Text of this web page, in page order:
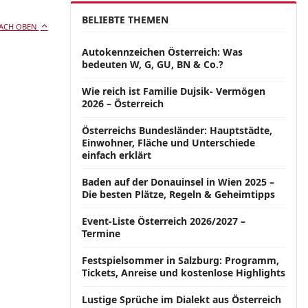
OBEN
BELIEBTE THEMEN
Autokennzeichen Österreich: Was
bedeuten W, G, GU, BN & Co.?
Wie reich ist Familie Dujsik- Vermögen
2026 – Österreich
Österreichs Bundesländer: Hauptstädte,
Einwohner, Fläche und Unterschiede
einfach erklärt
Baden auf der Donauinsel in Wien 2025 –
Die besten Plätze, Regeln & Geheimtipps
Event-Liste Österreich 2026/2027 –
Termine
Festspielsommer in Salzburg: Programm,
Tickets, Anreise und kostenlose Highlights
Lustige Sprüche im Dialekt aus Österreich